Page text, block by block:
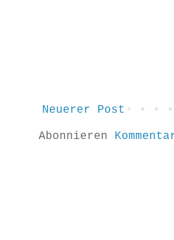
Neuerer Post
Abonnieren